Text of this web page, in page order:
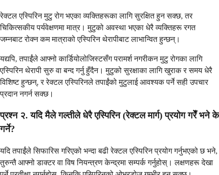
रेक्टल एस्पिरिन मुटु रोग भएका व्यक्तिहरूका लागि सुरक्षित हुन सक्छ, तर
चिकित्सकीय पर्यवेक्षणमा मात्र। मुटुको अवस्था भएका धेरै व्यक्तिहरू रगत
जम्नबाट रोक्न कम मात्राको एस्पिरिन थेरापीबाट लाभान्वित हुन्छन्।
यद्यपि, तपाईंले आफ्नो कार्डियोलोजिस्टसँग परामर्श नगरीकन मुटु रोगका लागि
एस्पिरिन थेरापी सुरु वा बन्द गर्नु हुँदैन। मुटुको सुरक्षाका लागि खुराक र समय धेरै
विशिष्ट हुन्छन्, र रेक्टल एस्पिरिनले तपाईंको मुटुलाई आवश्यक पर्ने सही उपचार
प्रदान नगर्न सक्छ।
प्रश्न २. यदि मैले गल्तीले धेरै एस्पिरिन (रेक्टल मार्ग) प्रयोग गरेँ भने के
गर्ने?
यदि तपाईंले सिफारिस गरिएको भन्दा बढी रेक्टल एस्पिरिन प्रयोग गर्नुभएको छ भने,
तुरुन्तै आफ्नो डाक्टर वा विष नियन्त्रण केन्द्रमा सम्पर्क गर्नुहोस्। लक्षणहरू देखा